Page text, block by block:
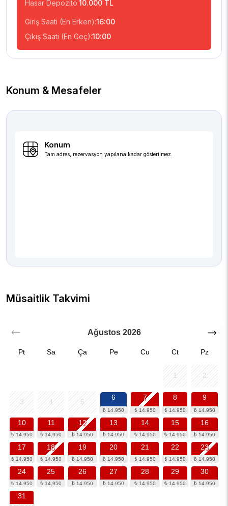
Hasar Depozito:10.000 TL
Giriş Saati (En Erken):16:00
Çıkış Saati (En Geç):10:00
Konum & Mesafeler
Konum
Tam adres, rezervasyon yapılana kadar gösterilmez.
Müsaitlik Takvimi
Ağustos 2026
Pt Sa Ça Pe Cu Ct Pz
1 2
3 4 5
6 7 8 9
10 11 12 13 14 15 16
17 18 19 20 21 22 23
24 25 26 27 28 29 30
31